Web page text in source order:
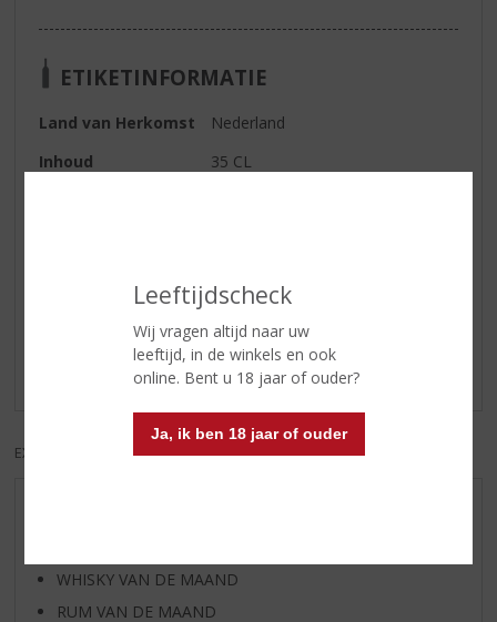
Leeftijdscheck
Wij vragen altijd naar uw
leeftijd, in de winkels en ook
online. Bent u 18 jaar of ouder?
Ja, ik ben 18 jaar of ouder
ETIKETINFORMATIE
Land van Herkomst
Nederland
Inhoud
35 CL
Reviews
Schrijf een review
Er zijn nog geen reviews geplaatst voor dit product
EXCL. BTW INCL. BTW
WHISKY VAN DE MAAND
RUM VAN DE MAAND